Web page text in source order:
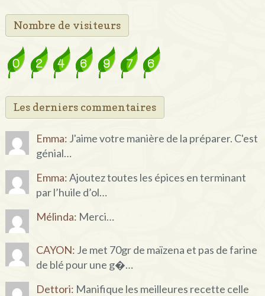
Nombre de visiteurs
Les derniers commentaires
Emma: J'aime votre manière de la préparer. C'est
génial…
Emma:Ajoutez toutes les épices en terminant
par l’huile d’ol…
Mélinda: Merci…
CAYON: Je met 70gr de maïzena et pas de farine
de blé pour une g�…
Dettori: Manifique les meilleures recette celle